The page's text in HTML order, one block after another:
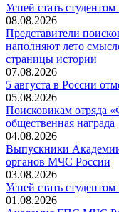
️Успей стать
08.08.2026
Представители
наполняют лето
страницы истории
07.08.2026
5 августа в России
05.08.2026
Поисковикам отряда
общественная награда
04.08.2026
Выпускники
органов МЧС России
03.08.2026
Успей стать
01.08.2026